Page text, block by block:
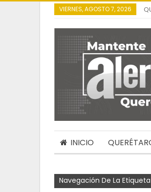
VIERNES, AGOSTO 7, 2026
INICIO
Navegación De La Etiqueta